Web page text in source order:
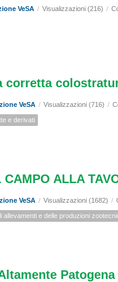
VeSA / Visualizzazioni (216) /
corretta
VeSA / Visualizzazioni (716) /
e derivati
ALLA
VeSA / Visualizzazioni (1682) /
allevamenti e delle produzioni